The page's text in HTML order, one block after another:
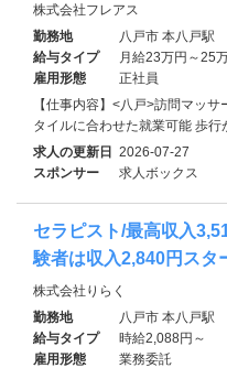
株式会社フレアス
勤務地
八戸市 本八戸駅
給与タイプ
月給23万円～25
雇用形態
正社員
【仕事内容】<八戸>訪問マッ
タイルに合わせた就業可能 歩行
求人の更新日 2026-07-27
スポンサー
求人ボックス
セラピスト/最高収入
験者は収入2,840円スタ
株式会社りらく
勤務地
八戸市 本八戸駅
給与タイプ
時給2,088円～
雇用形態
業務委託